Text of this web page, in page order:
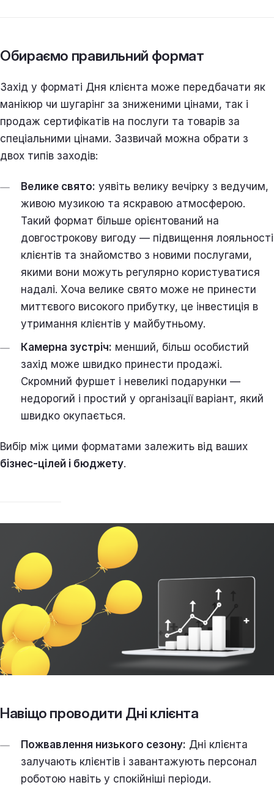
Обираємо правильний формат
Захід у форматі Дня клієнта може передбачати як
манікюр чи шугарінг за зниженими цінами, так і
продаж сертифікатів на послуги та товарів за
спеціальними цінами. Зазвичай можна обрати з
двох типів заходів:
Велике свято: уявіть велику вечірку з ведучим,
живою музикою та яскравою атмосферою.
Такий формат більше орієнтований на
довгострокову вигоду — підвищення лояльності
клієнтів та знайомство з новими послугами,
якими вони можуть регулярно користуватися
надалі. Хоча велике свято може не принести
миттєвого високого прибутку, це інвестиція в
утримання клієнтів у майбутньому.
Камерна зустріч: менший, більш особистий
захід може швидко принести продажі.
Скромний фуршет і невеликі подарунки —
недорогий і простий у організації варіант, який
швидко окупається.
Вибір між цими форматами залежить від ваших
бізнес-цілей і бюджету.
Навіщо проводити Дні клієнта
Пожвавлення низького сезону: Дні клієнта
залучають клієнтів і завантажують персонал
роботою навіть у спокійніші періоди.